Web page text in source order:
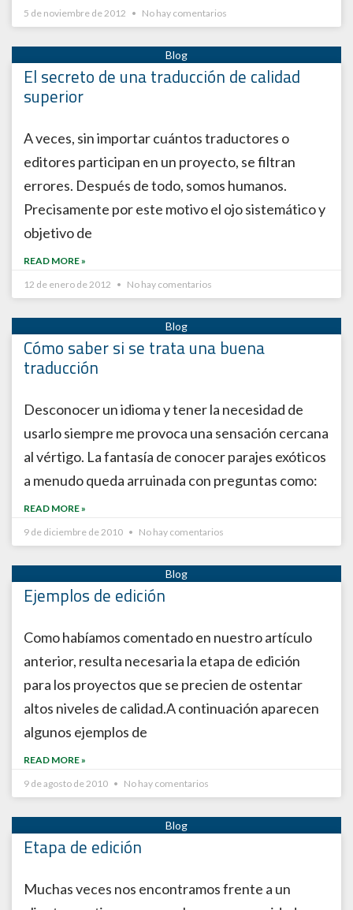
5 de noviembre de 2012
No hay comentarios
El secreto de una traducción de calidad
superior
A veces, sin importar cuántos traductores o
editores participan en un proyecto, se filtran
errores. Después de todo, somos humanos.
Precisamente por este motivo el ojo sistemático y
objetivo de
READ MORE »
12 de enero de 2012
No hay comentarios
Cómo saber si se trata una buena
traducción
Desconocer un idioma y tener la necesidad de
usarlo siempre me provoca una sensación cercana
al vértigo. La fantasía de conocer parajes exóticos
a menudo queda arruinada con preguntas como:
READ MORE »
9 de diciembre de 2010
No hay comentarios
Ejemplos de edición
Como habíamos comentado en nuestro artículo
anterior, resulta necesaria la etapa de edición
para los proyectos que se precien de ostentar
altos niveles de calidad.A continuación aparecen
algunos ejemplos de
READ MORE »
9 de agosto de 2010
No hay comentarios
Etapa de edición
Muchas veces nos encontramos frente a un